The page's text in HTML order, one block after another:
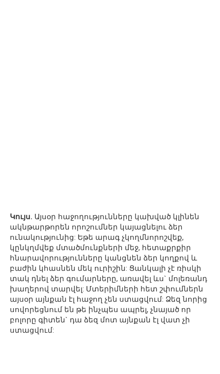
Կույս. Այսօր հաջողությունները կախված կլինեն
ակնթարթորեն որոշումներ կայացնելու ձեր
ունակությունից: Եթե արագ չկողմնորոշվեք,
կընկղմվեք մտածմունքների մեջ, հետաքրքիր
հնարավորությունները կանցնեն ձեր կողքով և
բաժին կհասնեն մեկ ուրիշին: Ցանկալի չէ ռիսկի
տակ դնել ձեր գումարները, առավել ևս` մոլեռանդ
խաղերով տարվել: Մտերիմների հետ շփումներն
այսօր այնքան էլ հաջող չեն ստացվում: Ձեզ նորից
սովորեցնում են թե ինչպես ապրել, չնայած որ
բոլորը գիտեն` դա ձեզ մոտ այնքան էլ վատ չի
ստացվում: